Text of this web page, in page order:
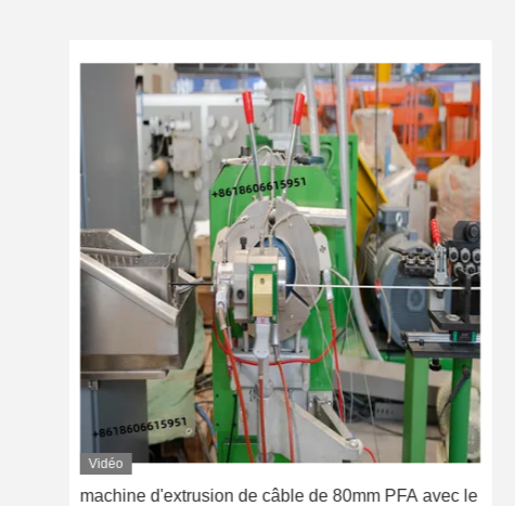
Vidéo
machine d'extrusion de câble de 80mm PFA avec le